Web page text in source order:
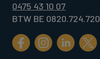
0475 43 10 07
BTW BE 0820.724.720